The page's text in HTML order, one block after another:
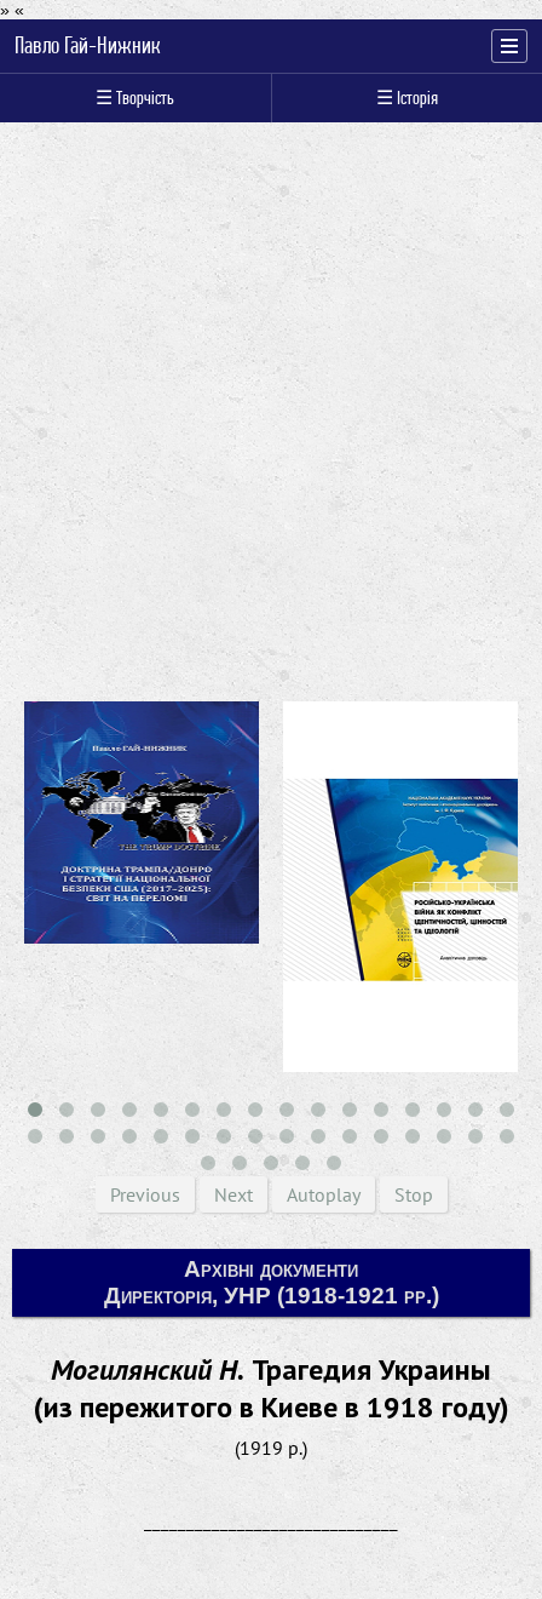
» «
Павло Гай-Нижник
☰ Творчість ☰ Історія
Previous Next Autoplay Stop
Архівні документи
Директорія, УНР (1918-1921 рр.)
Могилянский Н. Трагедия Украины
(из пережитого в Киеве в 1918 году)
(1919 р.)
______________________________